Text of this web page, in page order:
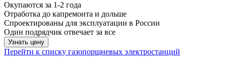
Окупаются за 1-2 года
Отработка до капремонта и дольше
Спроектированы для эксплуатации в России
Один подрядчик отвечает за все
Узнать цену
Перейти к списку газопорщневых электростанций